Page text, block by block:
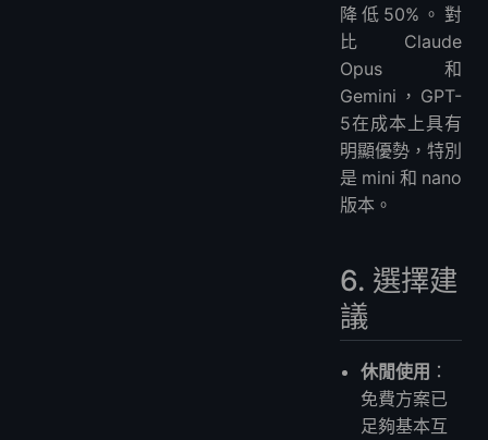
降低50%。對
比Claude
Opus和
Gemini，GPT-
5在成本上具有
明顯優勢，特別
是mini和nano
版本。
6. 選擇建
議
休閒使用 ：
免費方案已
足夠基本互